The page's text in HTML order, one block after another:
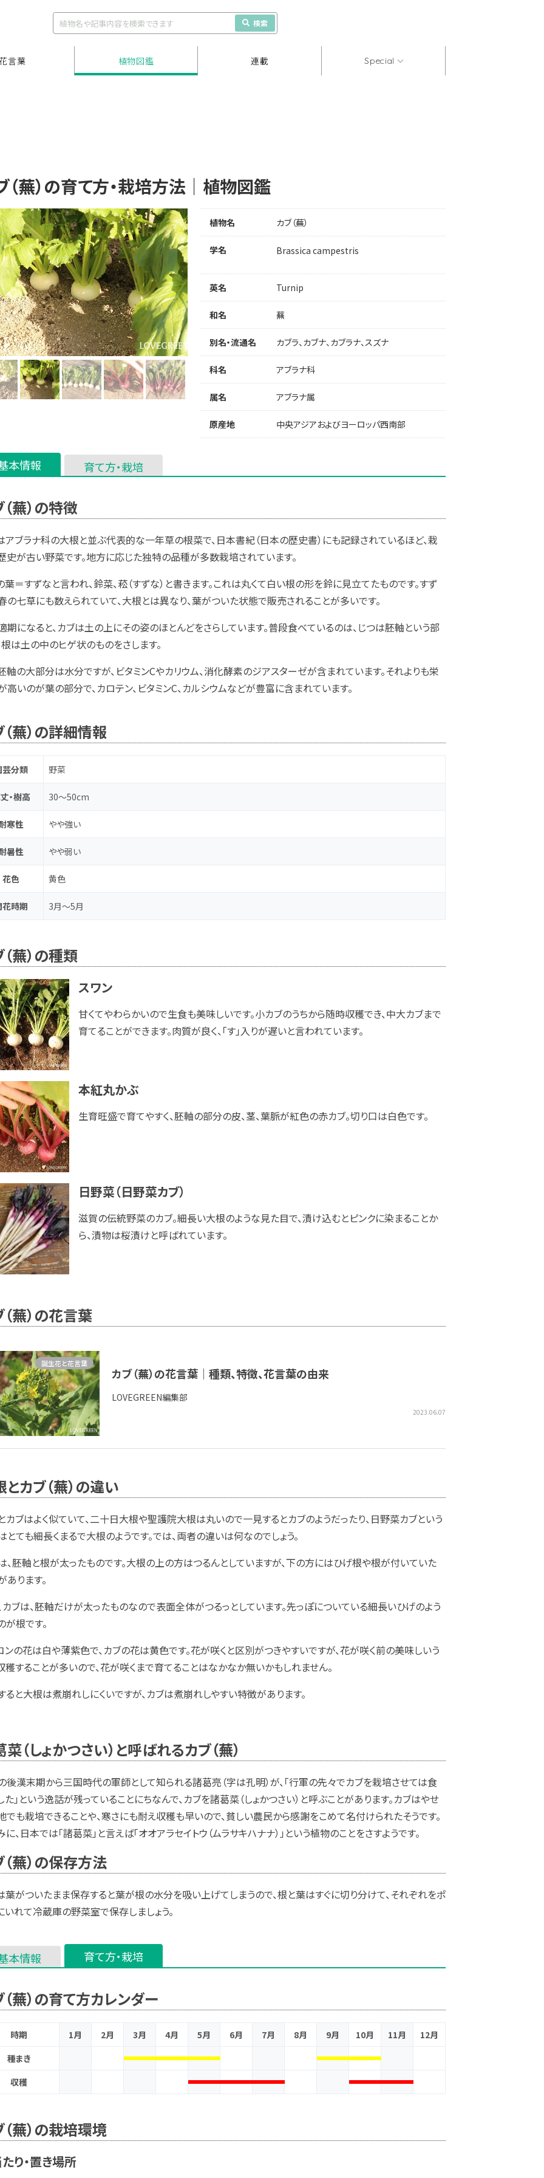
検索
言葉 植物図鑑 連載 Special
（蕪）の育て方・栽培方法｜植物図鑑
植物名 カブ（蕪）
学名 Brassica campestris
英名 Turnip
和名 蕪
別名・流通名 カブラ、カブナ、カブラナ、スズナ
科名 アブラナ科
属名 アブラナ属
原産地 中央アジアおよびヨーロッパ西南部
本情報 育て方・栽培
蕪）の特徴
アブラナ科の大根と並ぶ代表的な一年草の根菜で、日本書紀（日本の歴史書）にも記録されているほど、栽
史が古い野菜です。地方に応じた独特の品種が多数栽培されています。
葉＝すずなと言われ、鈴菜、菘（すずな）と書きます。これは丸くて白い根の形を鈴に見立てたものです。すず
の七草にも数えられていて、大根とは異なり、葉がついた状態で販売されることが多いです。
期になると、カブは土の上にその姿のほとんどをさらしています。普段食べているのは、じつは胚軸という部
根は土の中のヒゲ状のものをさします。
軸の大部分は水分ですが、ビタミンCやカリウム、消化酵素のジアスターゼが含まれています。それよりも栄
高いのが葉の部分で、カロテン、ビタミンC、カルシウムなどが豊富に含まれています。
蕪）の詳細情報
芸分類 野菜
・樹高 30～50cm
寒性 やや強い
暑性 やや弱い
花色 黄色
花時期 3月～5月
蕪）の種類
スワン
甘くてやわらかいので生食も美味しいです。小カブのうちから随時収穫でき、中大カブまで
育てることができます。肉質が良く、「す」入りが遅いと言われています。
本紅丸かぶ
生育旺盛で育てやすく、胚軸の部分の皮、茎、葉脈が紅色の赤カブ。切り口は白色です。
日野菜（日野菜カブ）
滋賀の伝統野菜のカブ。細長い大根のような見た目で、漬け込むとピンクに染まることか
ら、漬物は桜漬けと呼ばれています。
蕪）の花言葉
カブ（蕪）の花言葉｜種類、特徴、花言葉の由来
LOVEGREEN編集部
2023.06.07
誕生花と花言葉
カブ（蕪）の違い
カブはよく似ていて、二十日大根や聖護院大根は丸いので一見するとカブのようだったり、日野菜カブという
とても細長くまるで大根のようです。では、両者の違いは何なのでしょう。
、胚軸と根が太ったものです。大根の上の方はつるんとしていますが、下の方にはひげ根や根が付いていた
あります。
カブは、胚軸だけが太ったものなので表面全体がつるっとしています。先っぽについている細長いひげのよう
が根です。
ンの花は白や薄紫色で、カブの花は黄色です。花が咲くと区別がつきやすいですが、花が咲く前の美味しいう
穫することが多いので、花が咲くまで育てることはなかなか無いかもしれません。
ると大根は煮崩れしにくいですが、カブは煮崩れしやすい特徴があります。
（しょかつさい）と呼ばれるカブ（蕪）
後漢末期から三国時代の軍師として知られる諸葛亮（字は孔明）が、「行軍の先々でカブを栽培させては食
た」という逸話が残っていることにちなんで、カブを諸葛菜（しょかつさい）と呼ぶことがあります。カブはやせ
でも栽培できることや、寒さにも耐え収穫も早いので、貧しい農民から感謝をこめて名付けられたそうです。
に、日本では「諸葛菜」と言えば「オオアラセイトウ（ムラサキハナナ）」という植物のことをさすようです。
蕪）の保存方法
葉がついたまま保存すると葉が根の水分を吸い上げてしまうので、根と葉はすぐに切り分けて、それぞれをポ
いれて冷蔵庫の野菜室で保存しましょう。
本情報 育て方・栽培
蕪）の育て方カレンダー
時期 1月 2月 3月 4月 5月 6月 7月 8月 9月 10月 11月
12月
種まき
収穫
蕪）の栽培環境
り・置き場所